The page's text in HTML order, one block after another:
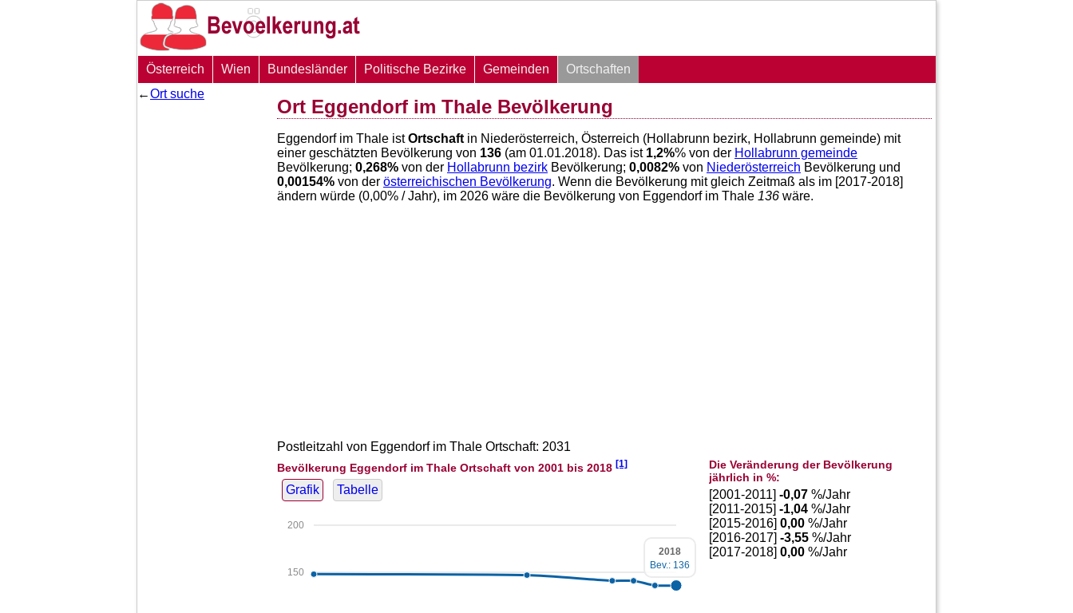
Österreich Wien Bundesländer Politische Bezirke Gemeinden
Ortschaften
←Ort suche
Ort Eggendorf im Thale Bevölkerung
Eggendorf im Thale istOrtschaft in Niederösterreich, Österreich (Hollabrunn bezirk, Hollabrunn gemeinde) mit
einer geschätzten Bevölkerung von 136 (am 01.01.2018). Das ist 1,2%% von der Hollabrunn gemeinde
Bevölkerung; 0,268% von der Hollabrunn bezirk Bevölkerung; 0,0082% von Niederösterreich Bevölkerung und
0,00154% von der österreichischen Bevölkerung. Wenn die Bevölkerung mit gleich Zeitmaß als im [2017-2018]
ändern würde (0,00% / Jahr), im 2026 wäre die Bevölkerung von Eggendorf im Thale 136 wäre.
Postleitzahl von Eggendorf im Thale Ortschaft: 2031
Bevölkerung Eggendorf im Thale Ortschaft von 2001 bis 2018 [1]
Grafik Tabelle
150
200
2018
Bev.: 136
Die Veränderung der Bevölkerung
jährlich in %:
[2001-2011]-0,07 %/Jahr
[2011-2015]-1,04 %/Jahr
[2015-2016]0,00 %/Jahr
[2016-2017]-3,55 %/Jahr
[2017-2018]0,00 %/Jahr